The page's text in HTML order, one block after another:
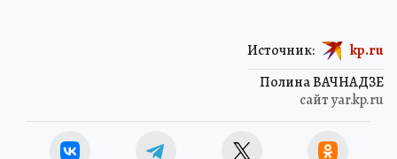
Полина ВАЧНАДЗЕ
сайт yar.kp.ru
Источник: kp.ru